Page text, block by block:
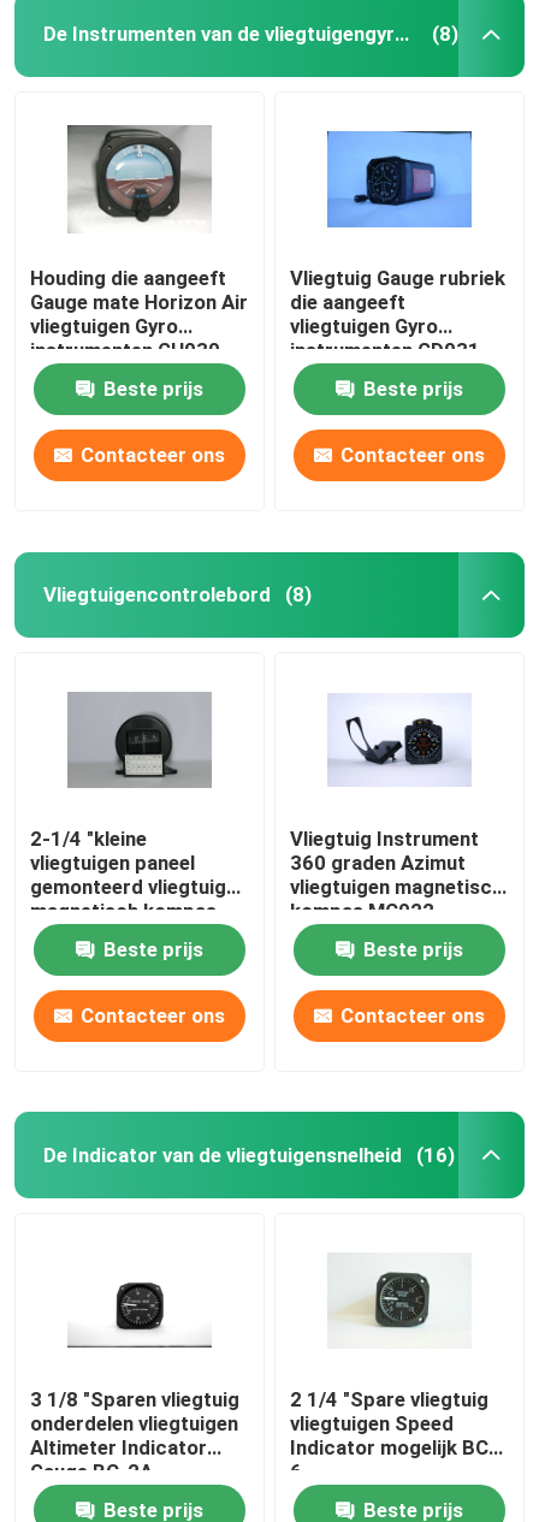
De Instrumenten van de vliegtuigengyroscoop (8)
Houding die aangeeft
Gauge mate Horizon Air
vliegtuigen Gyro
instrumenten GH030
Beste prijs
Contacteer ons
Vliegtuig Gauge rubriek
die aangeeft
vliegtuigen Gyro
instrumenten GD031
Beste prijs
Contacteer ons
Vliegtuigencontrolebord (8)
2-1/4 "kleine
vliegtuigen paneel
gemonteerd vliegtuigen
magnetisch kompas
CM-24
Beste prijs
Contacteer ons
Vliegtuig Instrument
360 graden Azimut
vliegtuigen magnetisch
kompas MC022
Beste prijs
Contacteer ons
De Indicator van de vliegtuigensnelheid (16)
3 1/8 "Sparen vliegtuig
onderdelen vliegtuigen
Altimeter Indicator
Gauge BC-2A
Beste prijs
2 1/4 "Spare vliegtuig
vliegtuigen Speed
Indicator mogelijk BC-
6
Beste prijs